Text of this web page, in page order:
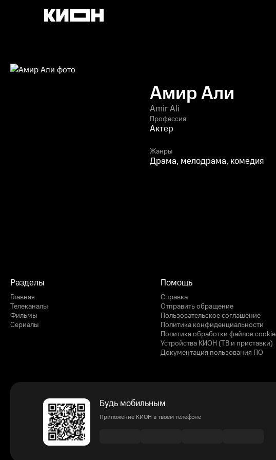
Амир Али
Amir Ali
Профессия
Актер
Жанры
Драма, мелодрама, комедия
Разделы
Главная
Телеканалы
Фильмы
Сериалы
Помощь
Справка
Отправить обращение
Пользовательское соглашение
Политика конфиденциальности
Политика обработки файлов cookie
Устройства КИОН (ТВ и приставки)
Документация пользования ПО
Будь мобильным
Приложение КИОН в твоем телефоне